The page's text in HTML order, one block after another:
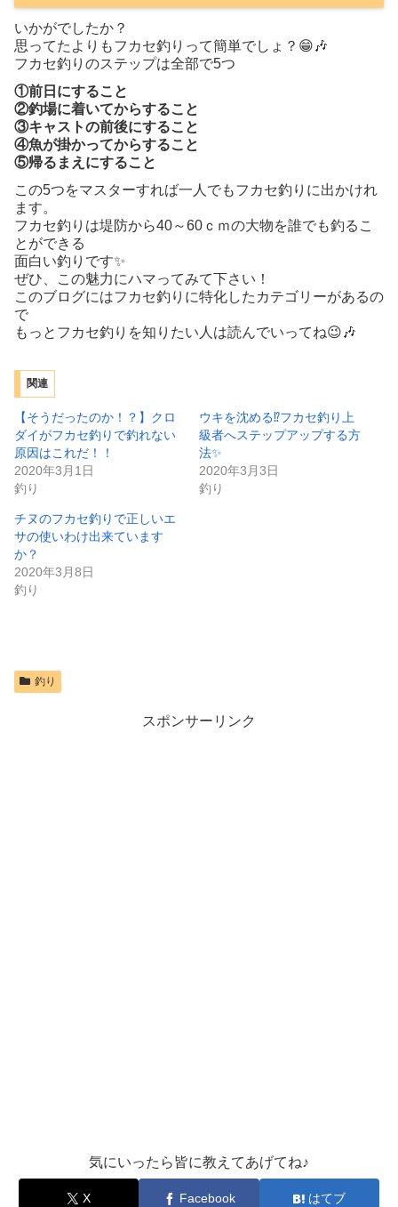
いかがでしたか？
思ってたよりもフカセ釣りって簡単でしょ？😁🎶
フカセ釣りのステップは全部で5つ
①前日にすること
②釣場に着いてからすること
③キャストの前後にすること
④魚が掛かってからすること
⑤帰るまえにすること
この5つをマスターすれば一人でもフカセ釣りに出かけれ
ます。
フカセ釣りは堤防から40～60ｃｍの大物を誰でも釣るこ
とができる
面白い釣りです✨
ぜひ、この魅力にハマってみて下さい！
このブログにはフカセ釣りに特化したカテゴリーがあるの
で
もっとフカセ釣りを知りたい人は読んでいってね😉🎶
関連
【そうだったのか！？】クロ
ダイがフカセ釣りで釣れない
原因はこれだ！！
2020年3月1日
釣り
ウキを沈める⁉️フカセ釣り上
級者へステップアップする方
法✨
2020年3月3日
釣り
チヌのフカセ釣りで正しいエ
サの使いわけ出来ています
か？
2020年3月8日
釣り
釣り
スポンサーリンク
気にいったら皆に教えてあげてね♪
X Facebook はてブ